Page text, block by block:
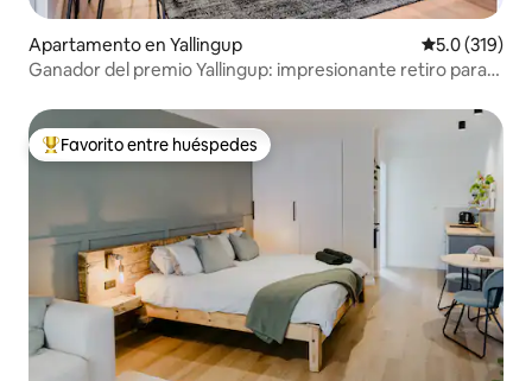
Apartamento en Yallingup Calificación
5.0 (319)
Ganador del premio Yallingup: impresionante retiro para
Favorito entre huéspedes preferido
Favorito entre huéspedes